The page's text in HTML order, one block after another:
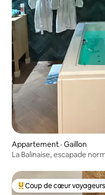
Appartement · Gaillon
La Balinaise, escapade
Coup de cœur voyageurs
Coup de cœur voyageurs